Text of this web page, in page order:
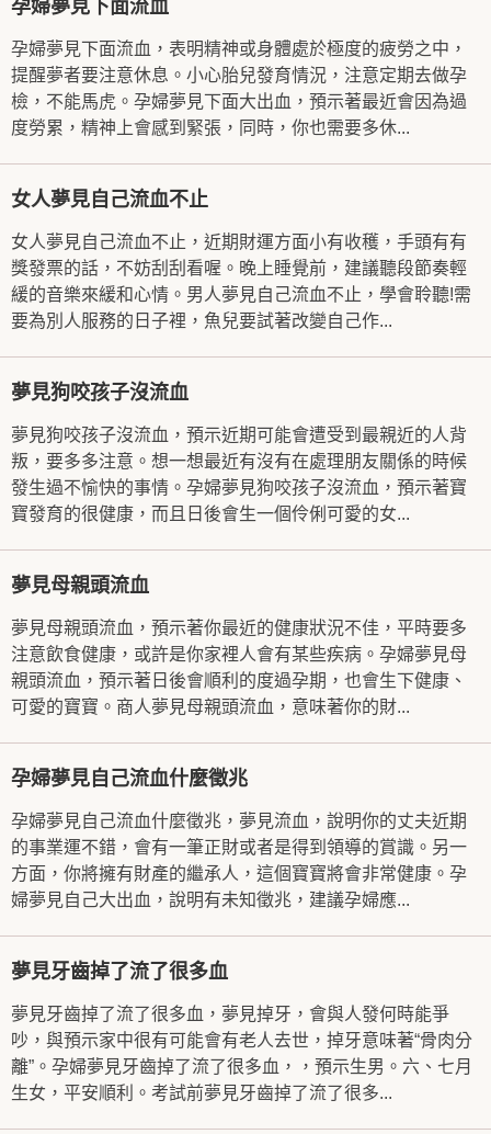
孕婦夢見下面流血
孕婦夢見下面流血，表明精神或身體處於極度的疲勞之中，
提醒夢者要注意休息。小心胎兒發育情況，注意定期去做孕
檢，不能馬虎。孕婦夢見下面大出血，預示著最近會因為過
度勞累，精神上會感到緊張，同時，你也需要多休...
女人夢見自己流血不止
女人夢見自己流血不止，近期財運方面小有收穫，手頭有有
獎發票的話，不妨刮刮看喔。晚上睡覺前，建議聽段節奏輕
緩的音樂來緩和心情。男人夢見自己流血不止，學會聆聽!需
要為別人服務的日子裡，魚兒要試著改變自己作...
夢見狗咬孩子沒流血
夢見狗咬孩子沒流血，預示近期可能會遭受到最親近的人背
叛，要多多注意。想一想最近有沒有在處理朋友關係的時候
發生過不愉快的事情。孕婦夢見狗咬孩子沒流血，預示著寶
寶發育的很健康，而且日後會生一個伶俐可愛的女...
夢見母親頭流血
夢見母親頭流血，預示著你最近的健康狀況不佳，平時要多
注意飲食健康，或許是你家裡人會有某些疾病。孕婦夢見母
親頭流血，預示著日後會順利的度過孕期，也會生下健康、
可愛的寶寶。商人夢見母親頭流血，意味著你的財...
孕婦夢見自己流血什麼徵兆
孕婦夢見自己流血什麼徵兆，夢見流血，說明你的丈夫近期
的事業運不錯，會有一筆正財或者是得到領導的賞識。另一
方面，你將擁有財產的繼承人，這個寶寶將會非常健康。孕
婦夢見自己大出血，說明有未知徵兆，建議孕婦應...
夢見牙齒掉了流了很多血
夢見牙齒掉了流了很多血，夢見掉牙，會與人發何時能爭
吵，與預示家中很有可能會有老人去世，掉牙意味著“骨肉分
離”。孕婦夢見牙齒掉了流了很多血，，預示生男。六、七月
生女，平安順利。考試前夢見牙齒掉了流了很多...